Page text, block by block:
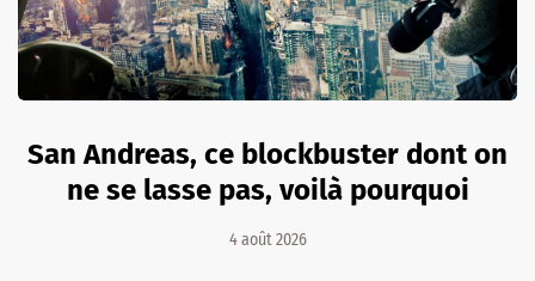
San Andreas, ce blockbuster dont on
ne se lasse pas, voilà pourquoi
4 août 2026